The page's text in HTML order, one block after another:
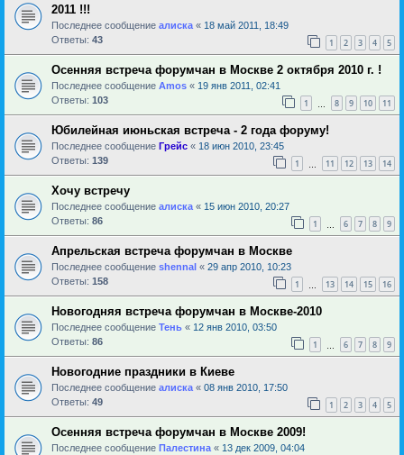
2011 !!!
Последнее сообщение алиска « 18 май 2011, 18:49
Ответы: 43 1 2 3 4 5
Осенняя встреча форумчан в Москве 2 октября 2010 г. !
Последнее сообщение Amos « 19 янв 2011, 02:41
Ответы: 103 1 8 9 10 11
Юбилейная июньская встреча - 2 года форуму!
Последнее сообщение Грейс « 18 июн 2010, 23:45
Ответы: 139 1 11 12 13 14
Хочу встречу
Последнее сообщение алиска « 15 июн 2010, 20:27
Ответы: 86 1 6 7 8 9
Апрельская встреча форумчан в Москве
Последнее сообщение shennal « 29 апр 2010, 10:23
Ответы: 158 1 13 14 15 16
Новогодняя встреча форумчан в Москве-2010
Последнее сообщение Тень « 12 янв 2010, 03:50
Ответы: 86 1 6 7 8 9
Новогодние праздники в Киеве
Последнее сообщение алиска « 08 янв 2010, 17:50
Ответы: 49 1 2 3 4 5
Осенняя встреча форумчан в Москве 2009!
Последнее сообщение Палестина « 13 дек 2009, 04:04